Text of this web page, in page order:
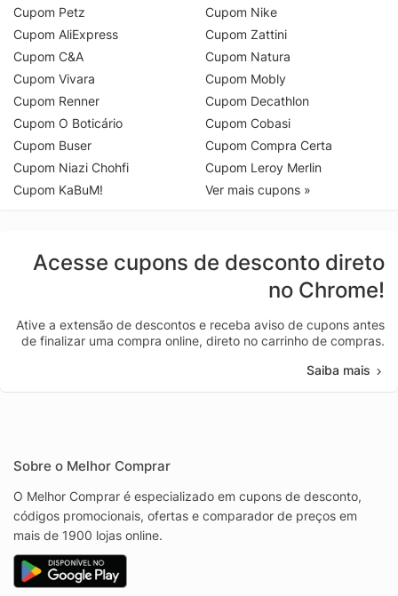
Cupom Petz
Cupom AliExpress
Cupom C&A
Cupom Vivara
Cupom Renner
Cupom O Boticário
Cupom Buser
Cupom Niazi Chohfi
Cupom KaBuM!
Cupom Nike
Cupom Zattini
Cupom Natura
Cupom Mobly
Cupom Decathlon
Cupom Cobasi
Cupom Compra Certa
Cupom Leroy Merlin
Ver mais cupons »
Acesse cupons de desconto direto
no Chrome!
Ative a extensão de descontos e receba aviso de cupons antes
de finalizar uma compra online, direto no carrinho de compras.
Saiba mais
Sobre o Melhor Comprar
O Melhor Comprar é especializado em cupons de desconto,
códigos promocionais, ofertas e comparador de preços em
mais de 1900 lojas online.